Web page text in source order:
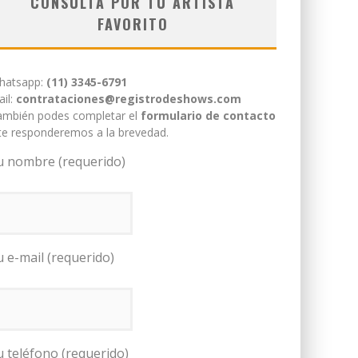
FAVORITO
(11) 3345-6791
contrataciones@registrodeshows.com
podes completar el formulario de contacto
responderemos a la brevedad.
nombre (requerido)
e-mail (requerido)
teléfono (requerido)